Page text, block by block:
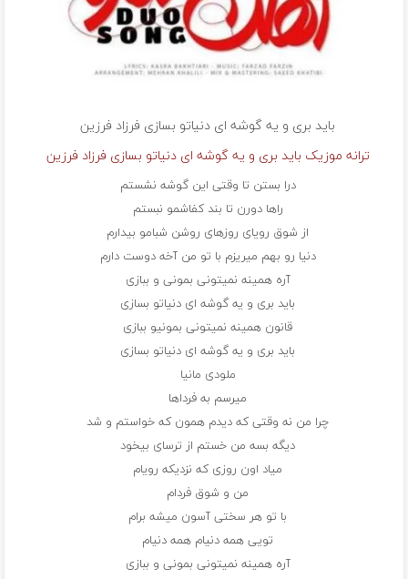
باید بری و یه گوشه ای دنیاتو بسازی فرزاد فرزین
ترانه موزیک باید بری و یه گوشه ای دنیاتو بسازی فرزاد فرزین
درا بستن تا وقتی این گوشه نشستم
راها دورن تا بند کفاشمو نبستم
از شوق رویای روزهای روشن شبامو بیدارم
دنیا رو‌ بهم میریزم با تو‌ من آخه دوست دارم
آره همینه نمیتونی بمونی و ببازی
باید بری و یه گوشه ای دنیاتو بسازی
قانون همینه نمیتونی بمونیو ببازی
باید بری و یه گوشه ای دنیاتو بسازی
ملودی مانیا
میرسم به فرداها
چرا من نه وقتی که دیدم همون که خواستم و شد
دیگه بسه من خستم از ترسای بیخود
میاد اون روزی که نزدیکه رویام
من و شوق فردام
با تو هر سختی آسون میشه برام
تویی همه دنیام همه دنیام
آره همینه نمیتونی بمونی و ببازی